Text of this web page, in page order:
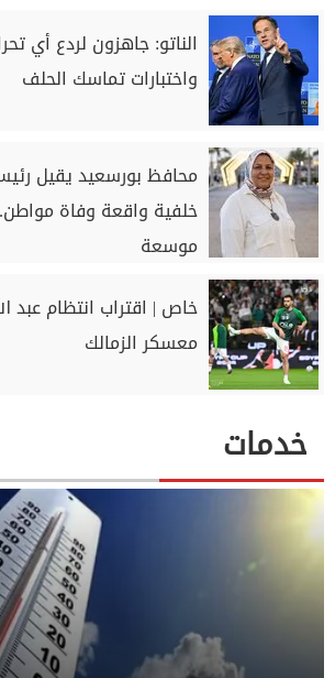
الناتو: جاهزون لردع أي
واختبارات تماسك الحلف
محافظ بورسعيد يقيل
خلفية واقعة وفاة
موسعة
خاص | اقتراب انتظام عبد
معسكر الزمالك
خدمات